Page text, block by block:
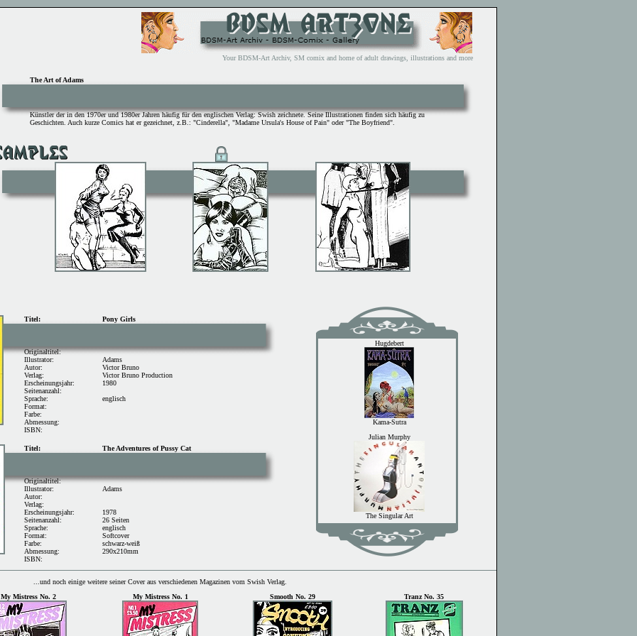
Your BDSM-Art Archiv, SM comix and home of adult drawings, illustrations and more
The Art of Adams
Künstler der in den 1970er und 1980er Jahren häufig für den englischen Verlag: Swish zeichnete. Seine Illustrationen finden sich häufig zu
Geschichten. Auch kurze Comics hat er gezeichnet, z.B.: "Cinderella", "Madame Ursula's House of Pain" oder "The Boyfriend".
Titel: Pony Girls
Originaltitel:
Illustrator:
Autor:
Verlag:
Erscheinungsjahr:
Seitenanzahl:
Sprache:
Format:
Farbe:
Abmessung:
ISBN:
Adams
Victor Bruno
Victor Bruno Production
1980
englisch
Titel: The Adventures of Pussy Cat
Originaltitel:
Illustrator:
Autor:
Verlag:
Erscheinungsjahr:
Seitenanzahl:
Sprache:
Format:
Farbe:
Abmessung:
ISBN:
Adams
1978
26 Seiten
englisch
Softcover
schwarz-weiß
290x210mm
...und noch einige weitere seiner Cover aus verschiedenen Magazinen vom Swish Verlag.
My Mistress No. 2 My Mistress No. 1 Smooth No. 29 Tranz No. 35